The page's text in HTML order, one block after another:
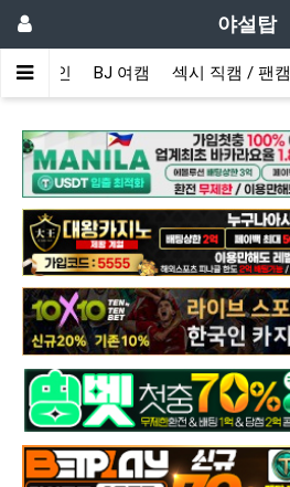
야설탑
메인 BJ 여캠 섹시 직캠 / 팬캠